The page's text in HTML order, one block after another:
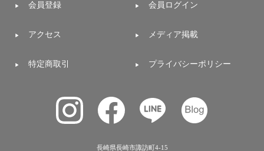
会員登録 会員ログイン
アクセス メディア掲載
特定商取引 プライバシーポリシー
長崎県長崎市諏訪町4-15